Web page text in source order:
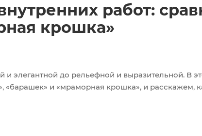
работ:
крошка»
элегантной до рельефной и выразительной. В
и «мраморная крошка», и расскажем,